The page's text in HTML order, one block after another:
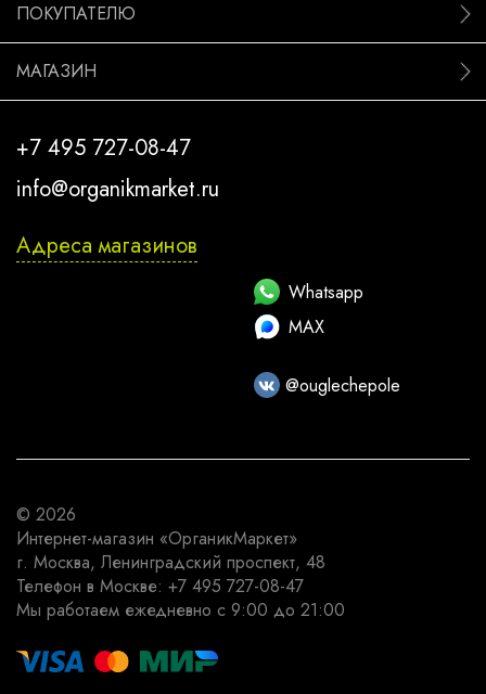
ПОКУПАТЕЛЮ
МАГАЗИН
+7 495 727-08-47
info@organikmarket.ru
Адреса магазинов
Whatsapp
MAX
@ouglechepole
© 2026
Интернет-магазин «ОрганикМаркет»
г. Москва, Ленинградский проспект, 48
Телефон в Москве: +7 495 727-08-47
Мы работаем ежедневно с 9:00 до 21:00